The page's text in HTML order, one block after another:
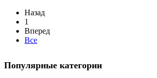
Назад
1
Вперед
Все
Популярные категории